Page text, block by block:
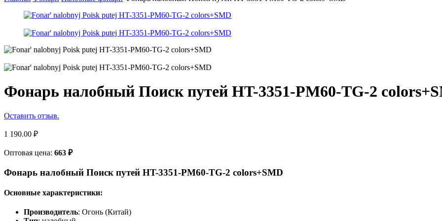
Фонарь налобный Поиск путей HT-3351-PM60-TG-2
Оставить отзыв.
1 190.00 ₽
Оптовая цена: 663 ₽
Фонарь налобный Поиск путей HT-3351-PM60-TG-2 colors+SMD
Основные характеристики:
Производитель: Огонь (Китай)